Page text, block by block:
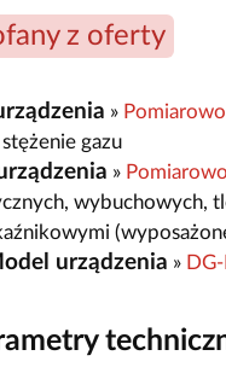
z oferty
»
gazu
»
wybuchowych,
urządzenia »